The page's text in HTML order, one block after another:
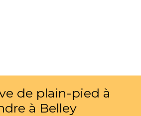
de plain-pied à
à Belley